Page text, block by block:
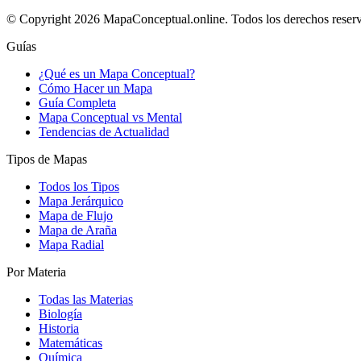
© Copyright 2026 MapaConceptual.online. Todos los derechos
Guías
¿Qué es un Mapa Conceptual?
Cómo Hacer un Mapa
Guía Completa
Mapa Conceptual vs Mental
Tendencias de Actualidad
Tipos de Mapas
Todos los Tipos
Mapa Jerárquico
Mapa de Flujo
Mapa de Araña
Mapa Radial
Por Materia
Todas las Materias
Biología
Historia
Matemáticas
Química